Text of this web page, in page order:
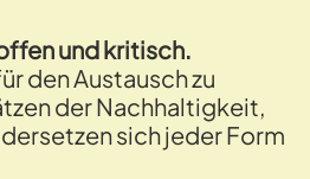
und kritisch.
den Austausch zu
der Nachhaltigkeit,
sich jeder Form